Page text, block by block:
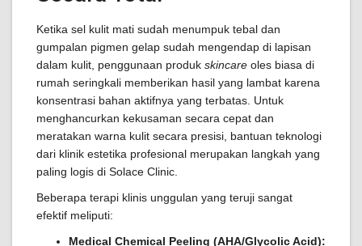
Ketika sel kulit mati sudah menumpuk tebal dan
gumpalan pigmen gelap sudah mengendap di lapisan
dalam kulit, penggunaan produk skincare oles biasa di
rumah seringkali memberikan hasil yang lambat karena
konsentrasi bahan aktifnya yang terbatas. Untuk
menghancurkan kekusaman secara cepat dan
meratakan warna kulit secara presisi, bantuan teknologi
dari klinik estetika profesional merupakan langkah yang
paling logis di Solace Clinic.
Beberapa terapi klinis unggulan yang teruji sangat
efektif meliputi:
Medical Chemical Peeling (AHA/Glycolic Acid):